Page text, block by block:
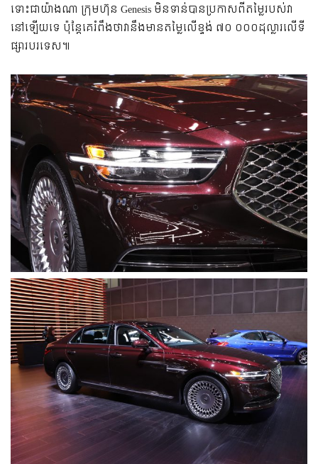
ទោះជាយ៉ាងណា ក្រុមហ៊ុន Genesis មិនទាន់បានប្រកាសពីតម្លៃរបស់វា
នៅឡើយទេ ប៉ុន្តែគេរំពឹងថាវានឹងមានតម្លៃលើខ្ទង់ ៧០ ០០០ដុល្លារលើទី
ផ្សារបរទេស៕